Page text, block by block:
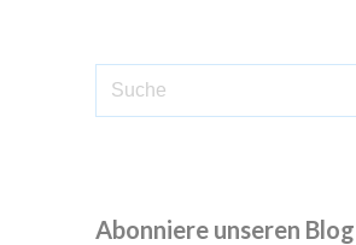
Abonniere unseren